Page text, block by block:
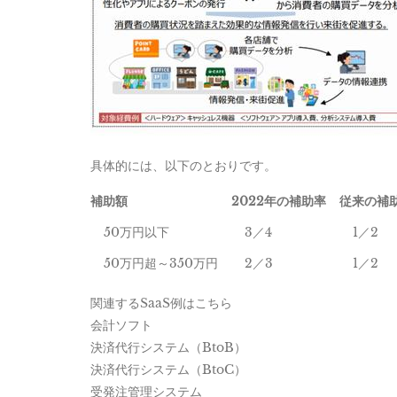
具体的には、以下のとおりです。
補助額 2022年の補助率
従来の補
50万円以下
3／4
1／2
50万円超～350万円
2／3 1／2
関連するSaaS例はこちら
会計ソフト
決済代行システム（BtoB）
決済代行システム（BtoC）
受発注管理システム